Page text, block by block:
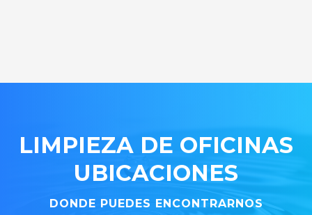
LIMPIEZA DE OFICINAS
UBICACIONES
DONDE PUEDES ENCONTRARNOS